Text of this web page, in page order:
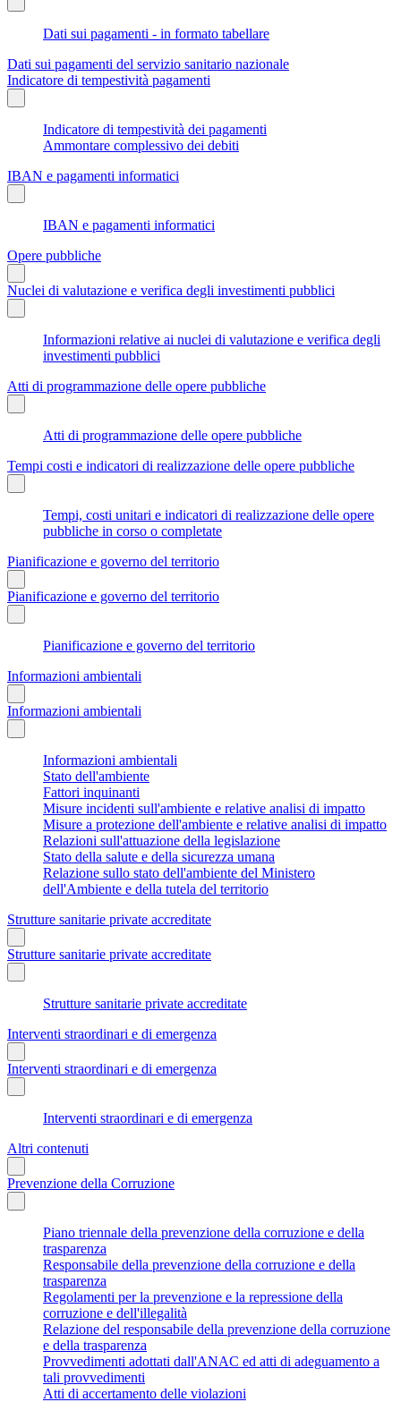
Dati sui pagamenti - in formato tabellare
Dati sui pagamenti del servizio sanitario nazionale
Indicatore di tempestività pagamenti
Indicatore di tempestività dei pagamenti
Ammontare complessivo dei debiti
IBAN e pagamenti informatici
IBAN e pagamenti informatici
Opere pubbliche
Nuclei di valutazione e verifica degli investimenti pubblici
Informazioni relative ai nuclei di valutazione e verifica degli
investimenti pubblici
Atti di programmazione delle opere pubbliche
Atti di programmazione delle opere pubbliche
Tempi costi e indicatori di realizzazione delle opere pubbliche
Tempi, costi unitari e indicatori di realizzazione delle opere
pubbliche in corso o completate
Pianificazione e governo del territorio
Pianificazione e governo del territorio
Pianificazione e governo del territorio
Informazioni ambientali
Informazioni ambientali
Informazioni ambientali
Stato dell'ambiente
Fattori inquinanti
Misure incidenti sull'ambiente e relative analisi di impatto
Misure a protezione dell'ambiente e relative analisi di impatto
Relazioni sull'attuazione della legislazione
Stato della salute e della sicurezza umana
Relazione sullo stato dell'ambiente del Ministero
dell'Ambiente e della tutela del territorio
Strutture sanitarie private accreditate
Strutture sanitarie private accreditate
Strutture sanitarie private accreditate
Interventi straordinari e di emergenza
Interventi straordinari e di emergenza
Interventi straordinari e di emergenza
Altri contenuti
Prevenzione della Corruzione
Piano triennale della prevenzione della corruzione e della
trasparenza
Responsabile della prevenzione della corruzione e della
trasparenza
Regolamenti per la prevenzione e la repressione della
corruzione e dell'illegalità
Relazione del responsabile della prevenzione della corruzione
e della trasparenza
Provvedimenti adottati dall'ANAC ed atti di adeguamento a
tali provvedimenti
Atti di accertamento delle violazioni